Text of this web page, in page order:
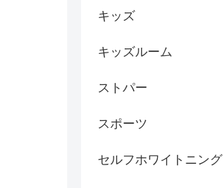
キッズ
キッズルーム
ストパー
スポーツ
セルフホワイトニング